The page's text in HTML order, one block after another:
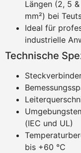
Längen (2, 5
mm²) bei
Ideal für
industrielle
Technische
(IEC und UL)
bis +60 °C